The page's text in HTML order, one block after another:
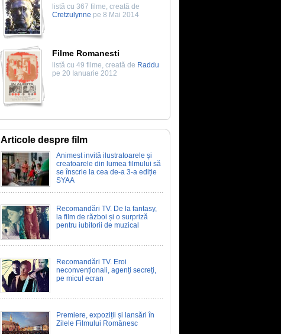
listă cu 367 filme, creată de
Cretzulynne pe 8 Mai 2014
Filme Romanesti
listă cu 49 filme, creată de Raddu
pe 20 Ianuarie 2012
Articole despre film
Animest invită ilustratoarele și
creatoarele din lumea filmului să
se înscrie la cea de-a 3-a ediție
SYAA
Recomandări TV. De la fantasy,
la film de război și o surpriză
pentru iubitorii de muzical
Recomandări TV. Eroi
neconvenționali, agenți secreți,
pe micul ecran
Premiere, expoziții și lansări în
Zilele Filmului Românesc